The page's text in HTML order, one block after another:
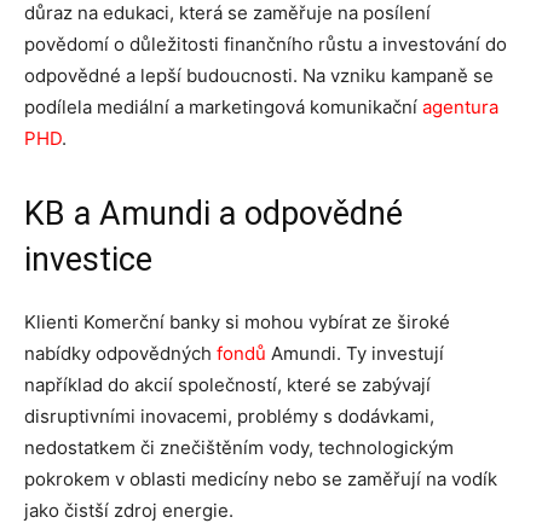
důraz na edukaci, která se zaměřuje na posílení
povědomí o důležitosti finančního růstu a investování do
odpovědné a lepší budoucnosti. Na vzniku kampaně se
podílela mediální a marketingová komunikační agentura
PHD.
KB a Amundi a odpovědné
investice
Klienti Komerční banky si mohou vybírat ze široké
nabídky odpovědných fondů Amundi. Ty investují
například do akcií společností, které se zabývají
disruptivními inovacemi, problémy s dodávkami,
nedostatkem či znečištěním vody, technologickým
pokrokem v oblasti medicíny nebo se zaměřují na vodík
jako čistší zdroj energie.